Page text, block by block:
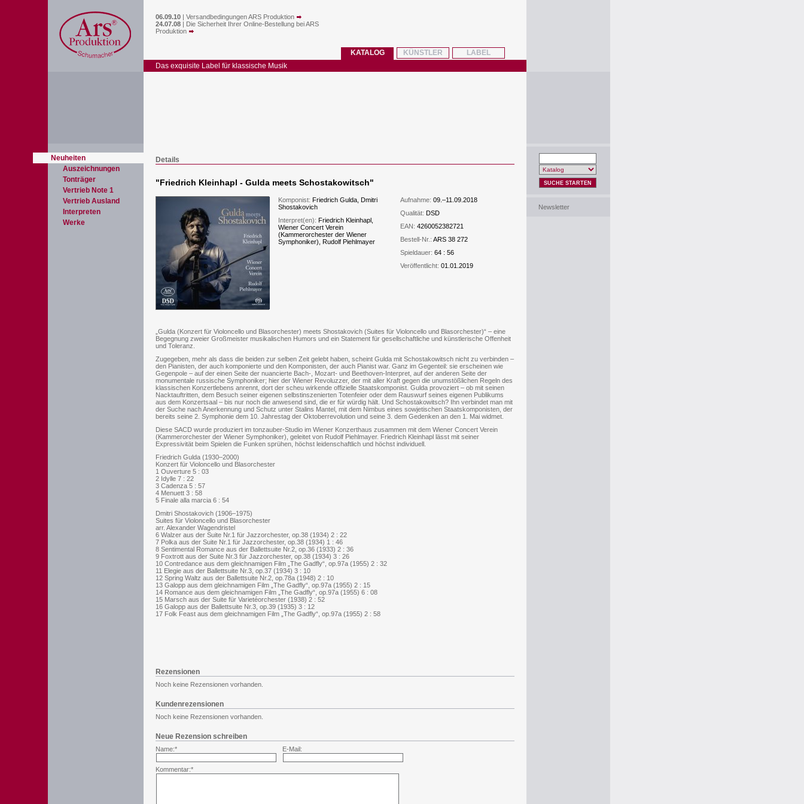
06.09.10 | Versandbedingungen ARS Produktion
24.07.08 | Die Sicherheit Ihrer Online-Bestellung bei ARS
Produktion
KATALOG KÜNSTLER
LABEL
Das exquisite Label für klassische Musik
Neuheiten
Auszeichnungen
Tonträger
Vertrieb Note 1
Vertrieb Ausland
Interpreten
Werke
Details
"Friedrich Kleinhapl - Gulda meets Schostakowitsch"
Komponist: Friedrich Gulda, Dmitri
Shostakovich
Interpret(en): Friedrich Kleinhapl,
Wiener Concert Verein
(Kammerorchester der Wiener
Symphoniker), Rudolf Piehlmayer
Aufnahme: 09.–11.09.2018
Qualität: DSD
EAN: 4260052382721
Bestell-Nr.: ARS 38 272
Spieldauer: 64 : 56
Veröffentlicht: 01.01.2019
„Gulda (Konzert für Violoncello und Blasorchester) meets Shostakovich (Suites für Violoncello und Blasorchester)“ – eine
Begegnung zweier Großmeister musikalischen Humors und ein Statement für gesellschaftliche und künstlerische Offenheit
und Toleranz.
Zugegeben, mehr als dass die beiden zur selben Zeit gelebt haben, scheint Gulda mit Schostakowitsch nicht zu verbinden –
den Pianisten, der auch komponierte und den Komponisten, der auch Pianist war. Ganz im Gegenteil: sie erscheinen wie
Gegenpole – auf der einen Seite der nuancierte Bach-, Mozart- und Beethoven-Interpret, auf der anderen Seite der
monumentale russische Symphoniker; hier der Wiener Revoluzzer, der mit aller Kraft gegen die unumstößlichen Regeln des
klassischen Konzertlebens anrennt, dort der scheu wirkende offizielle Staatskomponist. Gulda provoziert – ob mit seinen
Nacktauftritten, dem Besuch seiner eigenen selbstinszenierten Totenfeier oder dem Rauswurf seines eigenen Publikums
aus dem Konzertsaal – bis nur noch die anwesend sind, die er für würdig hält. Und Schostakowitsch? Ihn verbindet man mit
der Suche nach Anerkennung und Schutz unter Stalins Mantel, mit dem Nimbus eines sowjetischen Staatskomponisten, der
bereits seine 2. Symphonie dem 10. Jahrestag der Oktoberrevolution und seine 3. dem Gedenken an den 1. Mai widmet.
Diese SACD wurde produziert im tonzauber-Studio im Wiener Konzerthaus zusammen mit dem Wiener Concert Verein
(Kammerorchester der Wiener Symphoniker), geleitet von Rudolf Piehlmayer. Friedrich Kleinhapl lässt mit seiner
Expressivität beim Spielen die Funken sprühen, höchst leidenschaftlich und höchst individuell.
Friedrich Gulda (1930–2000)
Konzert für Violoncello und Blasorchester
1 Ouverture 5 : 03
2 Idylle 7 : 22
3 Cadenza 5 : 57
4 Menuett 3 : 58
5 Finale alla marcia 6 : 54
Dmitri Shostakovich (1906–1975)
Suites für Violoncello und Blasorchester
arr. Alexander Wagendristel
6 Walzer aus der Suite Nr.1 für Jazzorchester, op.38 (1934) 2 : 22
7 Polka aus der Suite Nr.1 für Jazzorchester, op.38 (1934) 1 : 46
8 Sentimental Romance aus der Ballettsuite Nr.2, op.36 (1933) 2 : 36
9 Foxtrott aus der Suite Nr.3 für Jazzorchester, op.38 (1934) 3 : 26
10 Contredance aus dem gleichnamigen Film „The Gadfly“, op.97a (1955) 2 : 32
11 Elegie aus der Ballettsuite Nr.3, op.37 (1934) 3 : 10
12 Spring Waltz aus der Ballettsuite Nr.2, op.78a (1948) 2 : 10
13 Galopp aus dem gleichnamigen Film „The Gadfly“, op.97a (1955) 2 : 15
14 Romance aus dem gleichnamigen Film „The Gadfly“, op.97a (1955) 6 : 08
15 Marsch aus der Suite für Varietéorchester (1938) 2 : 52
16 Galopp aus der Ballettsuite Nr.3, op.39 (1935) 3 : 12
17 Folk Feast aus dem gleichnamigen Film „The Gadfly“, op.97a (1955) 2 : 58
Rezensionen
Noch keine Rezensionen vorhanden.
Kundenrezensionen
Noch keine Rezensionen vorhanden.
Neue Rezension schreiben
Name:* E-Mail:
Kommentar:*
SUCHE STARTEN
Newsletter